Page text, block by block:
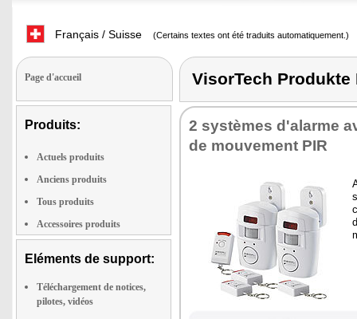
Français / Suisse (Certains textes ont été traduits automatiquement.)
Page d'accueil
Produits:
Actuels produits
Anciens produits
Tous produits
Accessoires produits
Eléments de support:
Téléchargement de notices,
pilotes, vidéos
VisorTech Produkte
2 systèmes d'alarme
de mouvement PIR